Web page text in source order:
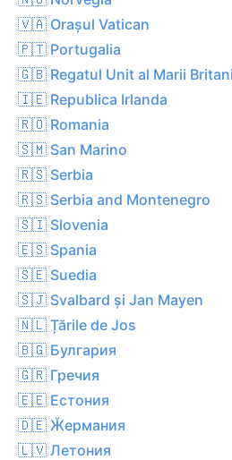
🇻🇦 Orașul Vatican
🇵🇹 Portugalia
🇬🇧 Regatul Unit al Marii
🇮🇪 Republica Irlanda
🇷🇴 Romania
🇸🇲 San Marino
🇷🇸 Serbia
🇷🇸 Serbia and Montenegro
🇸🇮 Slovenia
🇪🇸 Spania
🇸🇪 Suedia
🇸🇯 Svalbard și Jan Mayen
🇳🇱 Țările de Jos
🇧🇬 Булгария
🇬🇷 Гречия
🇪🇪 Естония
🇩🇪 Ӂермания
🇱🇻 Летония